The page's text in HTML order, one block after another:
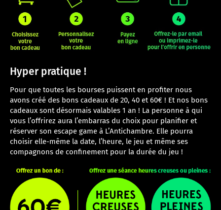
Hyper pratique !
Pour que toutes les bourses puissent en profiter nous
avons créé des bons cadeaux de 20, 40 et 60€ ! Et nos bons
cadeaux sont désormais valables 1 an ! La personne à qui
vous l’offrirez aura l’embarras du choix pour planifier et
réserver son escape game à L’Antichambre. Elle pourra
choisir elle-même la date, l’heure, le jeu et même ses
compagnons de confinement pour la durée du jeu !